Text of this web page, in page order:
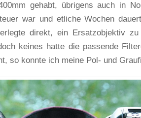
gehabt, übrigens auch in
war und etliche Wochen
direkt, ein Ersatzobjektiv
keines hatte die passende
so konnte ich meine Pol- und